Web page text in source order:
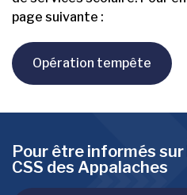
page suivante :
Opération tempête
Pour être informés
CSS des Appalaches